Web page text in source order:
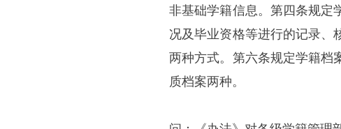
非基础学籍信息。第四条规定
况及毕业资格等进行的记录、
两种方式。第六条规定学籍档
质档案两种。